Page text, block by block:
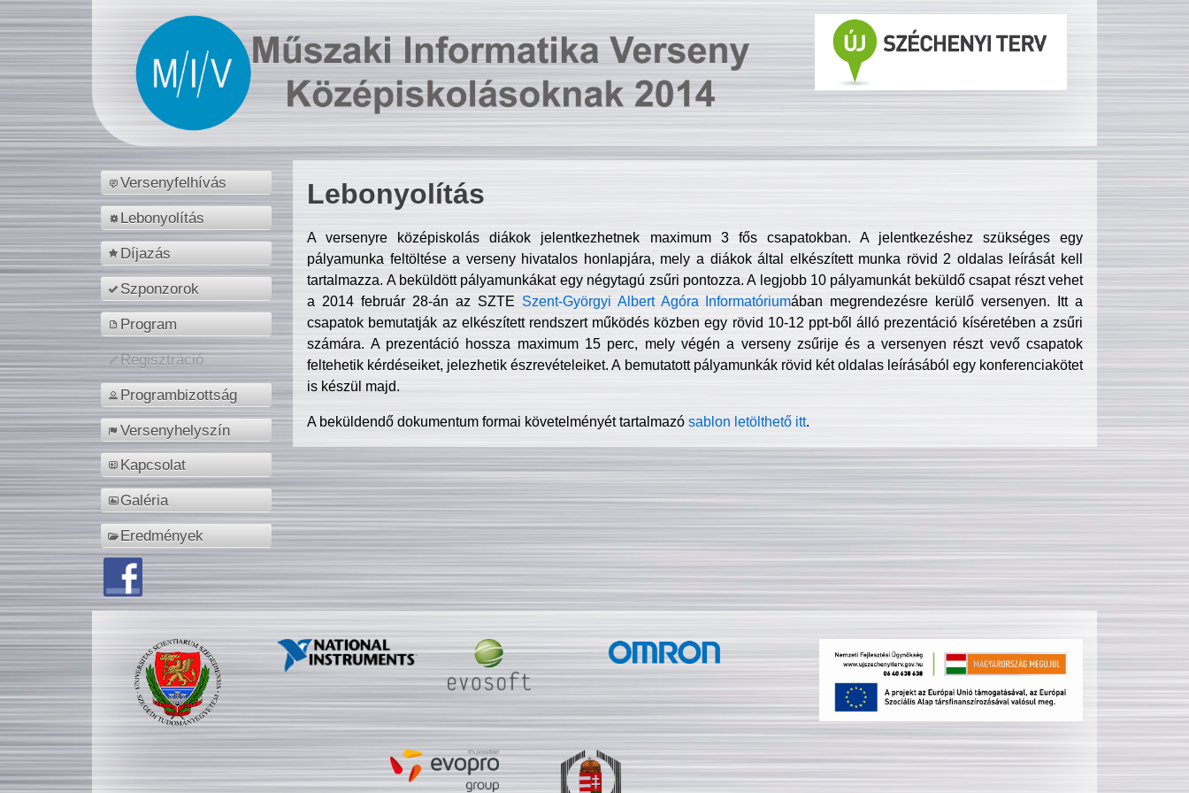
Versenyfelhívás
Lebonyolítás
Díjazás
Szponzorok
Program
Regisztráció
Programbizottság
Versenyhelyszín
Kapcsolat
Galéria
Eredmények
Lebonyolítás
A versenyre középiskolás diákok jelentkezhetnek maximum 3 fős csapatokban. A jelentkezéshez szükséges egy
pályamunka feltöltése a verseny hivatalos honlapjára, mely a diákok által elkészített munka rövid 2 oldalas leírását kell
tartalmazza. A beküldött pályamunkákat egy négytagú zsűri pontozza. A legjobb 10 pályamunkát beküldő csapat részt vehet
a 2014 február 28-án az SZTE Szent-Györgyi Albert Agóra Informatóriumában megrendezésre kerülő versenyen. Itt a
csapatok bemutatják az elkészített rendszert működés közben egy rövid 10-12 ppt-ből álló prezentáció kíséretében a zsűri
számára. A prezentáció hossza maximum 15 perc, mely végén a verseny zsűrije és a versenyen részt vevő csapatok
feltehetik kérdéseiket, jelezhetik észrevételeiket. A bemutatott pályamunkák rövid két oldalas leírásából egy konferenciakötet
is készül majd.
A beküldendő dokumentum formai követelményét tartalmazósablon letölthető itt.